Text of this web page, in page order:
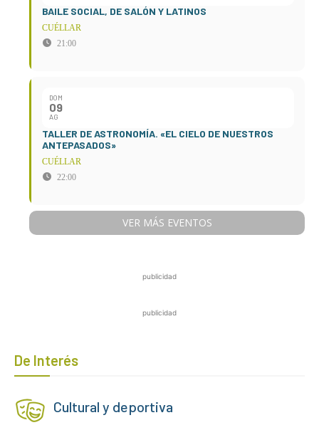
BAILE SOCIAL, DE SALÓN Y LATINOS
CUÉLLAR
21:00
DOM
09
AG
TALLER DE ASTRONOMÍA. «EL CIELO DE NUESTROS
ANTEPASADOS»
CUÉLLAR
22:00
VER MÁS EVENTOS
publicidad
publicidad
De Interés
Cultural y deportiva